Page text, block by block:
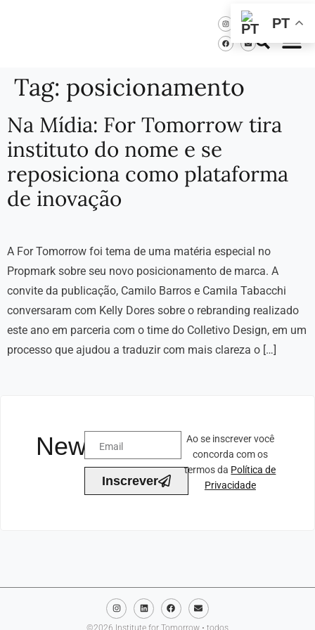
Tag: posicionamento
Na Mídia: For Tomorrow tira
instituto do nome e se
reposiciona como plataforma
de inovação
A For Tomorrow foi tema de uma matéria especial no
Propmark sobre seu novo posicionamento de marca. A
convite da publicação, Camilo Barros e Camila Tabacchi
conversaram com Kelly Dores sobre o rebranding realizado
este ano em parceria com o time do Colletivo Design, em um
processo que ajudou a traduzir com mais clareza o […]
Newsletter
Inscrever
Ao se inscrever você
concorda com os
termos da Política de
Privacidade
PT